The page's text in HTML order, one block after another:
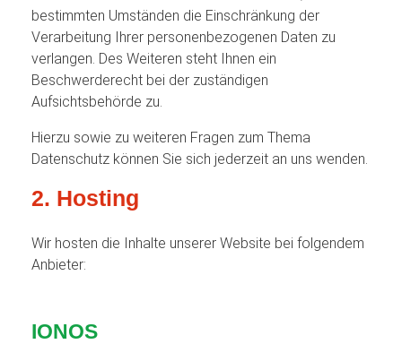
bestimmten Umständen die Einschränkung der
Verarbeitung Ihrer personenbezogenen Daten zu
verlangen. Des Weiteren steht Ihnen ein
Beschwerderecht bei der zuständigen
Aufsichtsbehörde zu.
Hierzu sowie zu weiteren Fragen zum Thema
Datenschutz können Sie sich jederzeit an uns wenden.
2. Hosting
Wir hosten die Inhalte unserer Website bei folgendem
Anbieter:
IONOS